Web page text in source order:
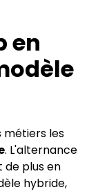
en
métiers les
. L'alternance
plus en
hybride,